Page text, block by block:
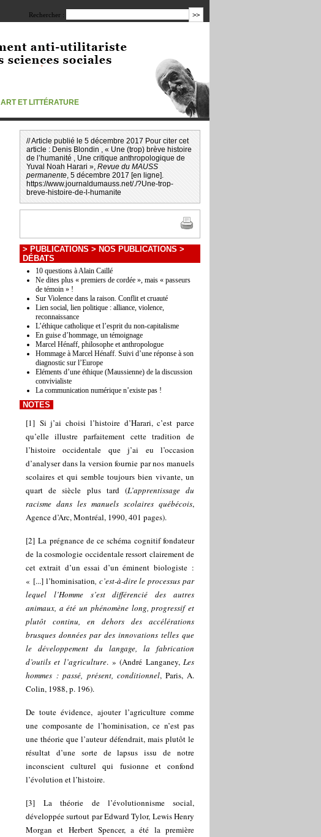
Rechercher :
ART ET LITTÉRATURE
// Article publié le 5 décembre 2017 Pour citer cet
article : Denis Blondin , « Une (trop) brève histoire
de l’humanité , Une critique anthropologique de
Yuval Noah Harari », Revue du MAUSS
permanente, 5 décembre 2017 [en ligne].
https://www.journaldumauss.net/./?Une-trop-
breve-histoire-de-l-humanite
> PUBLICATIONS > NOS PUBLICATIONS >
DÉBATS
10 questions à Alain Caillé
Ne dites plus « premiers de cordée », mais « passeurs
de témoin » !
Sur Violence dans la raison. Conflit et cruauté
Lien social, lien politique : alliance, violence,
reconnaissance
L’éthique catholique et l’esprit du non-capitalisme
En guise d’hommage, un témoignage
Marcel Hénaff, philosophe et anthropologue
Hommage à Marcel Hénaff. Suivi d’une réponse à son
diagnostic sur l’Europe
Eléments d’une éthique (Maussienne) de la discussion
convivialiste
La communication numérique n’existe pas !
NOTES
[1] Si j’ai choisi l’histoire d’Harari, c’est parce
qu’elle illustre parfaitement cette tradition de
l’histoire occidentale que j’ai eu l’occasion
d’analyser dans la version fournie par nos manuels
scolaires et qui semble toujours bien vivante, un
quart de siècle plus tard (L’apprentissage du
racisme dans les manuels scolaires québécois,
Agence d’Arc, Montréal, 1990, 401 pages).
[2]La prégnance de ce schéma cognitif fondateur
de la cosmologie occidentale ressort clairement de
cet extrait d’un essai d’un éminent biologiste :
« [...] l’hominisation, c’est-à-dire le processus par
lequel l’Homme s’est différencié des autres
animaux, a été un phénomène long, progressif et
plutôt continu, en dehors des accélérations
brusques données par des innovations telles que
le développement du langage, la fabrication
d’outilset l’agriculture. » (André Langaney,Les
hommes : passé, présent, conditionnel, Paris, A.
Colin, 1988, p. 196).
De toute évidence, ajouter l’agriculture comme
une composante de l’hominisation, ce n’est pas
une théorie que l’auteur défendrait, mais plutôt le
résultat d’une sorte de lapsus issu de notre
inconscient culturel qui fusionne et confond
l’évolution et l’histoire.
[3]La théorie de l’évolutionnisme social,
développée surtout par Edward Tylor, Lewis Henry
Morgan et Herbert Spencer, a été la première